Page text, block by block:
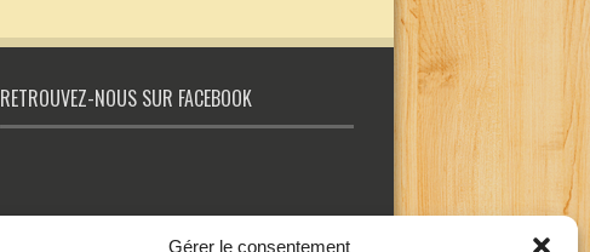
Gérer le consentement
RETROUVEZ-NOUS SUR FACEBOOK